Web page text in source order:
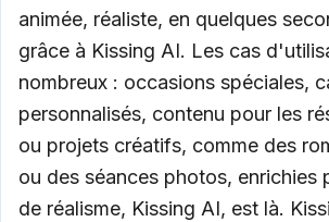
animée, réaliste, en quelques
grâce à Kissing AI. Les cas
nombreux : occasions spéciales,
personnalisés, contenu pour les
ou projets créatifs, comme des
ou des séances photos, enrichies
de réalisme, Kissing AI, est là.